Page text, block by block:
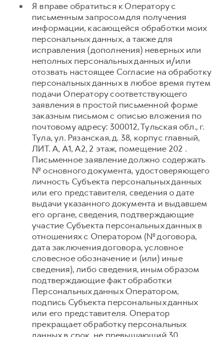
Я вправе обратиться к Оператору с
письменным запросом для получения
информации, касающейся обработки моих
персональных данных, а также для
исправления (дополнения) неверных или
неполных персональных данных и/или
отозвать настоящее Согласие на обработку
персональных данных в любое время путем
подачи Оператору соответствующего
заявления в простой письменной форме
заказным письмом с описью вложения по
почтовому адресу: 300012, Тульская обл., г.
Тула, ул. Рязанская, д. 38, корпус главный,
ЛИТ. А, А1, А2, 2 этаж, помещение 202 .
Письменное заявление должно содержать
№ основного документа, удостоверяющего
личность Субъекта персональных данных
или его представителя, сведения о дате
выдачи указанного документа и выдавшем
его органе, сведения, подтверждающие
участие Субъекта персональных данных в
отношениях с Оператором (№ договора,
дата заключения договора, условное
словесное обозначение и (или) иные
сведения), либо сведения, иным образом
подтверждающие факт обработки
Персональных данных Оператором,
подпись Субъекта персональных данных
или его представителя. Оператор
прекращает обработку персональных